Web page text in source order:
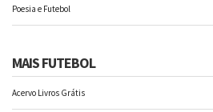
Poesia e Futebol
MAIS FUTEBOL
Acervo Livros Grátis